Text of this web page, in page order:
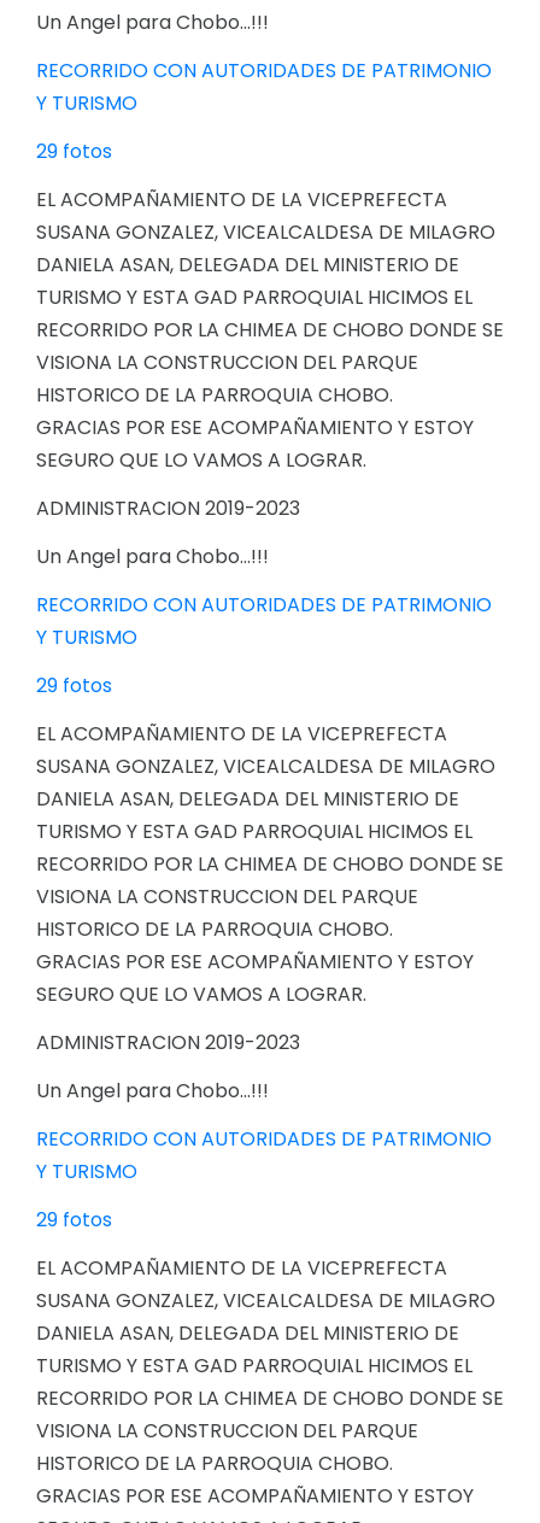
Un Angel para Chobo...!!!
RECORRIDO CON AUTORIDADES DE PATRIMONIO
Y TURISMO
29 fotos
EL ACOMPAÑAMIENTO DE LA VICEPREFECTA
SUSANA GONZALEZ, VICEALCALDESA DE MILAGRO
DANIELA ASAN, DELEGADA DEL MINISTERIO DE
TURISMO Y ESTA GAD PARROQUIAL HICIMOS EL
RECORRIDO POR LA CHIMEA DE CHOBO DONDE SE
VISIONA LA CONSTRUCCION DEL PARQUE
HISTORICO DE LA PARROQUIA CHOBO.
GRACIAS POR ESE ACOMPAÑAMIENTO Y ESTOY
SEGURO QUE LO VAMOS A LOGRAR.
ADMINISTRACION 2019-2023
Un Angel para Chobo...!!!
RECORRIDO CON AUTORIDADES DE PATRIMONIO
Y TURISMO
29 fotos
EL ACOMPAÑAMIENTO DE LA VICEPREFECTA
SUSANA GONZALEZ, VICEALCALDESA DE MILAGRO
DANIELA ASAN, DELEGADA DEL MINISTERIO DE
TURISMO Y ESTA GAD PARROQUIAL HICIMOS EL
RECORRIDO POR LA CHIMEA DE CHOBO DONDE SE
VISIONA LA CONSTRUCCION DEL PARQUE
HISTORICO DE LA PARROQUIA CHOBO.
GRACIAS POR ESE ACOMPAÑAMIENTO Y ESTOY
SEGURO QUE LO VAMOS A LOGRAR.
ADMINISTRACION 2019-2023
Un Angel para Chobo...!!!
RECORRIDO CON AUTORIDADES DE PATRIMONIO
Y TURISMO
29 fotos
EL ACOMPAÑAMIENTO DE LA VICEPREFECTA
SUSANA GONZALEZ, VICEALCALDESA DE MILAGRO
DANIELA ASAN, DELEGADA DEL MINISTERIO DE
TURISMO Y ESTA GAD PARROQUIAL HICIMOS EL
RECORRIDO POR LA CHIMEA DE CHOBO DONDE SE
VISIONA LA CONSTRUCCION DEL PARQUE
HISTORICO DE LA PARROQUIA CHOBO.
GRACIAS POR ESE ACOMPAÑAMIENTO Y ESTOY